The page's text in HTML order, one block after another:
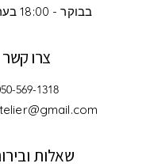
9:00 בבוקר - 18:00 בערב
צרו קשר
569-1318
שאלות